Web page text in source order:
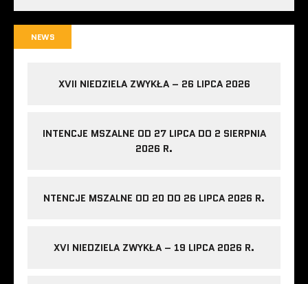
NEWS
XVII NIEDZIELA ZWYKŁA – 26 LIPCA 2026
INTENCJE MSZALNE OD 27 LIPCA DO 2 SIERPNIA
2026 R.
NTENCJE MSZALNE OD 20 DO 26 LIPCA 2026 R.
XVI NIEDZIELA ZWYKŁA – 19 LIPCA 2026 R.